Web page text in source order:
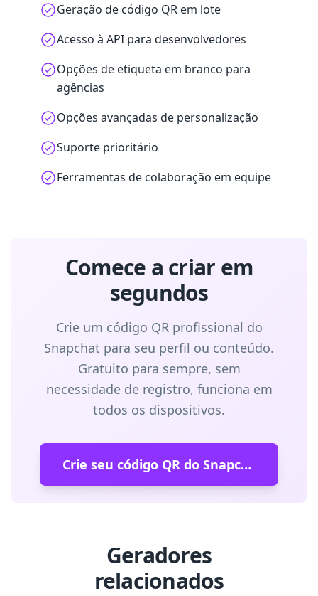
Geração de código QR em lote
Acesso à API para desenvolvedores
Opções de etiqueta em branco para
agências
Opções avançadas de personalização
Suporte prioritário
Ferramentas de colaboração em equipe
Comece a criar em
segundos
Crie um código QR profissional do
Snapchat para seu perfil ou conteúdo.
Gratuito para sempre, sem
necessidade de registro, funciona em
todos os dispositivos.
Crie seu código QR do Snapchat agora
Geradores
relacionados